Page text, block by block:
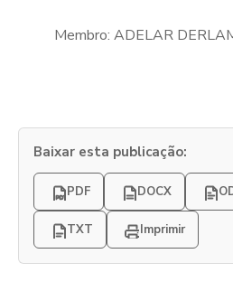
Membro: ADELAR
Baixar esta publicação:
PDF DOCX
TXT Imprimir